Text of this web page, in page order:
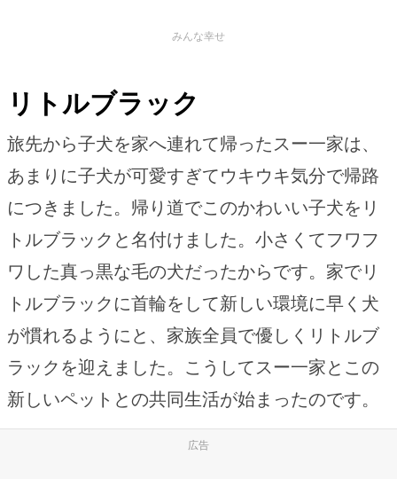
みんな幸せ
リトルブラック
旅先から子犬を家へ連れて帰ったスー一家は、
あまりに子犬が可愛すぎてウキウキ気分で帰路
につきました。帰り道でこのかわいい子犬をリ
トルブラックと名付けました。小さくてフワフ
ワした真っ黒な毛の犬だったからです。家でリ
トルブラックに首輪をして新しい環境に早く犬
が慣れるようにと、家族全員で優しくリトルブ
ラックを迎えました。こうしてスー一家とこの
新しいペットとの共同生活が始まったのです。
広告